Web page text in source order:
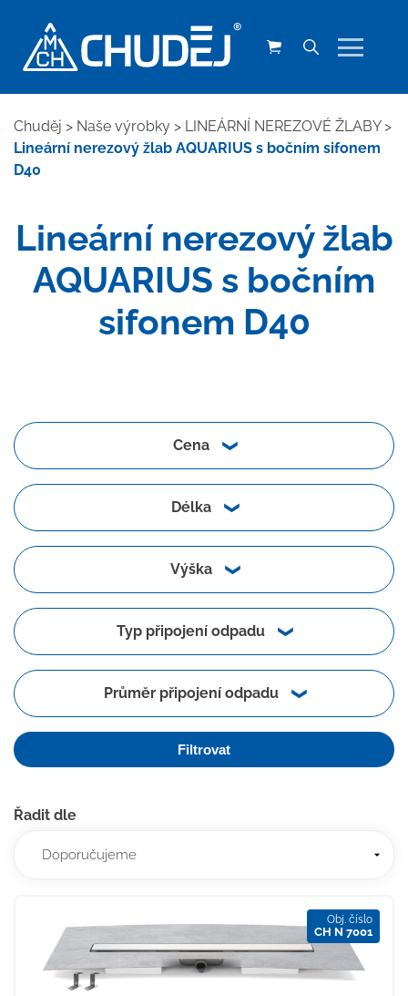
Chuděj > Naše výrobky > LINEÁRNÍ NEREZOVÉ ŽLABY>
Lineární nerezový žlab AQUARIUS s bočním sifonem
D40
Lineární nerezový žlab
AQUARIUS s bočním
sifonem D40
Cena
Délka
Výška
Typ připojení odpadu
Průměr připojení odpadu
Filtrovat
Řadit dle
Obj. číslo
CH N 7001